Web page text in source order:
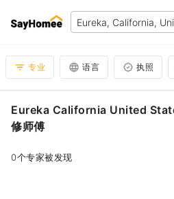
专业 语言 执照
Eureka California United
修师傅
0个专家被发现